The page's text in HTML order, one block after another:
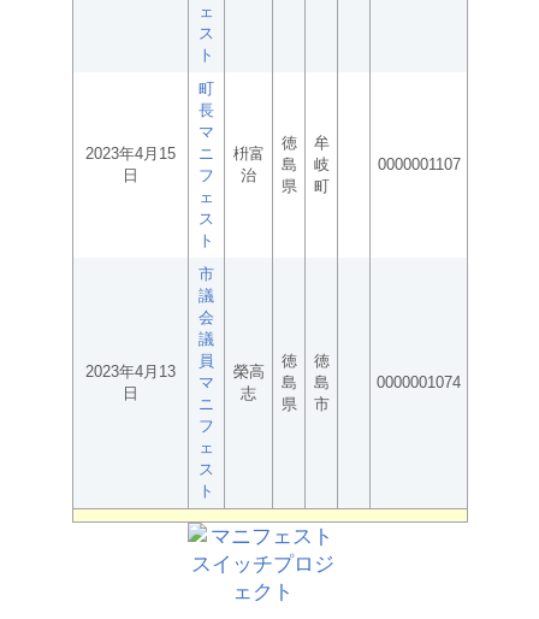
ェ
ス
ト
2023年4月15
日
町
長
マ
ニ
フ
ェ
ス
ト
枡富
治
徳
島
県
牟
岐
町
0000001107
2023年4月13
日
市
議
会
議
員
マ
ニ
フ
ェ
ス
ト
榮高
志
徳
島
県
徳
島
市
0000001074